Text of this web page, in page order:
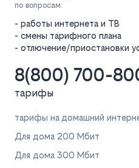
по вопросам:
- работы интернета и ТВ
- смены тарифного плана
- отлючение/приостановки
8(800) 700-
тарифы
тарифы на домашний
Для дома 200 Мбит
Для дома 300 Мбит